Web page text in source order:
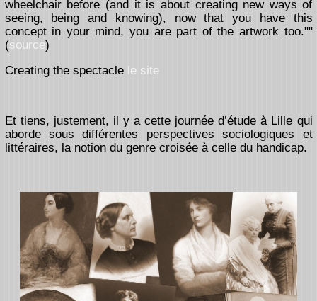
wheelchair before (and it is about creating new ways of
seeing, being and knowing), now that you have this
concept in your mind, you are part of the artwork too.""
(source)
Creating the spectacle le site
Et tiens, justement, il y a cette journée d’étude à Lille qui
aborde sous différentes perspectives sociologiques et
littéraires, la notion du genre croisée à celle du handicap.